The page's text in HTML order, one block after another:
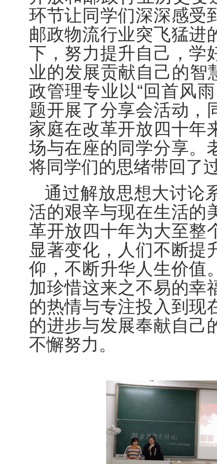
环节让同学们深深感受
邮政物流行业突飞猛进
下，努力提升自己，学
业的发展贡献自己的智
政管理专业以“回首风
题开展了分享会活动，
家庭在改革开放四十年
场与在座的同学分享。
将同学们的思绪带回了
通过解放思想大讨论
活的艰辛与现在生活的
革开放四十年为大至整
显著变化，人们不断提
仰，不断升华人生价值
加珍惜这来之不易的幸
的热情与专注投入到现
的进步与发展奉献自己
不懈努力。